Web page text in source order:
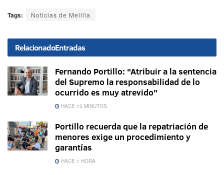
Tags: Noticias de Melilla
RelacionadoEntradas
Fernando Portillo: "Atribuir a la sentencia
del Supremo la responsabilidad de lo
ocurrido es muy atrevido"
HACE 13 MINUTOS
Portillo recuerda que la repatriación de
menores exige un procedimiento y
garantías
HACE 1 HORA